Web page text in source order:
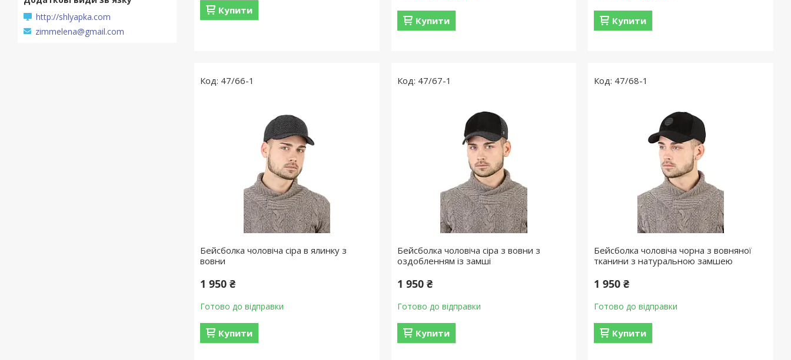
Купити
Купити Купити
47/66-1
Бейсболка чоловіча сіра в ялинку з
вовни
1 950 ₴
Готово до відправки
Купити
47/67-1
Бейсболка чоловіча сіра з вовни з
оздобленням із замші
1 950 ₴
Готово до відправки
Купити
47/68-1
Бейсболка чоловіча чорна з вовняної
тканини з натуральною замшею
1 950 ₴
Готово до відправки
Купити
http://shlyapka.com
zimmelena@gmail.com